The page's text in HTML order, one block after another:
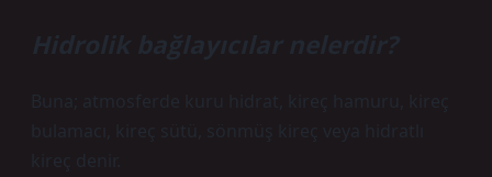
Hidrolik bağlayıcılar nelerdir?
Buna; atmosferde kuru hidrat, kireç hamuru, kireç
bulamacı, kireç sütü, sönmüş kireç veya hidratlı
kireç denir.